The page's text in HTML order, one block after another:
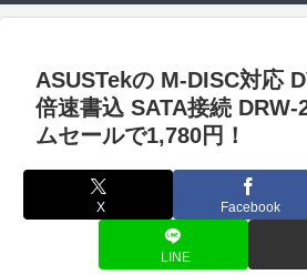
ASUSTekの M-DISC対応
倍速書込 SATA接続 DRW-
ムセールで1,780円！
X Facebook
LINE